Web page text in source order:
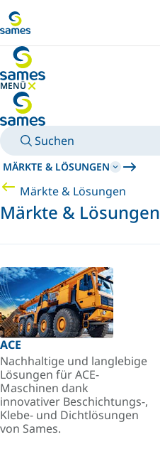
MENÜ
MENÜ AUSBLENDEN
Suchen
MÄRKTE & LÖSUNGEN
Märkte & Lösungen
Märkte & Lösungen
ACE
Nachhaltige und langlebige
Lösungen für ACE-
Maschinen dank
innovativer Beschichtungs-,
Klebe- und Dichtlösungen
von Sames.